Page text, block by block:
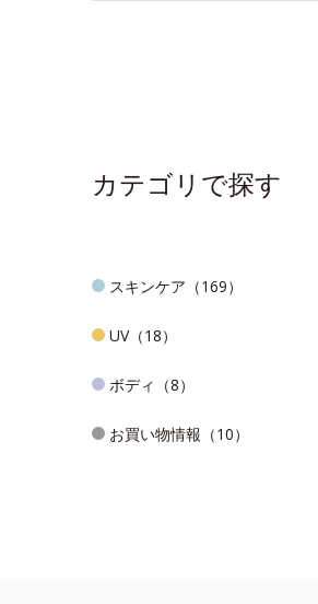
カテゴリで探す
スキンケア（169）
UV（18）
ボディ（8）
お買い物情報（10）